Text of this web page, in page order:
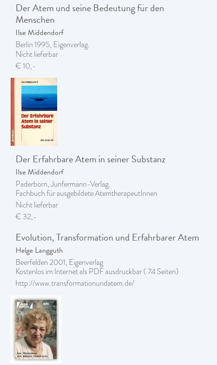
Der Atem und seine Bedeutung für den
Menschen
Ilse Middendorf
Berlin 1995, Eigenverlag.
Nicht lieferbar
€ 10,-
Der Erfahrbare Atem in seiner Substanz
Ilse Middendorf
Paderborn, Junfermann-Verlag.
Fachbuch für ausgebildete AtemtherapeutInnen
Nicht lieferbar
€ 32,-
Evolution, Transformation und Erfahrbarer Atem
Helge Langguth
Beerfelden 2001, Eigenverlag
Kostenlos im Internet als PDF ausdruckbar ( 74 Seiten)
http://www.transformationundatem.de/